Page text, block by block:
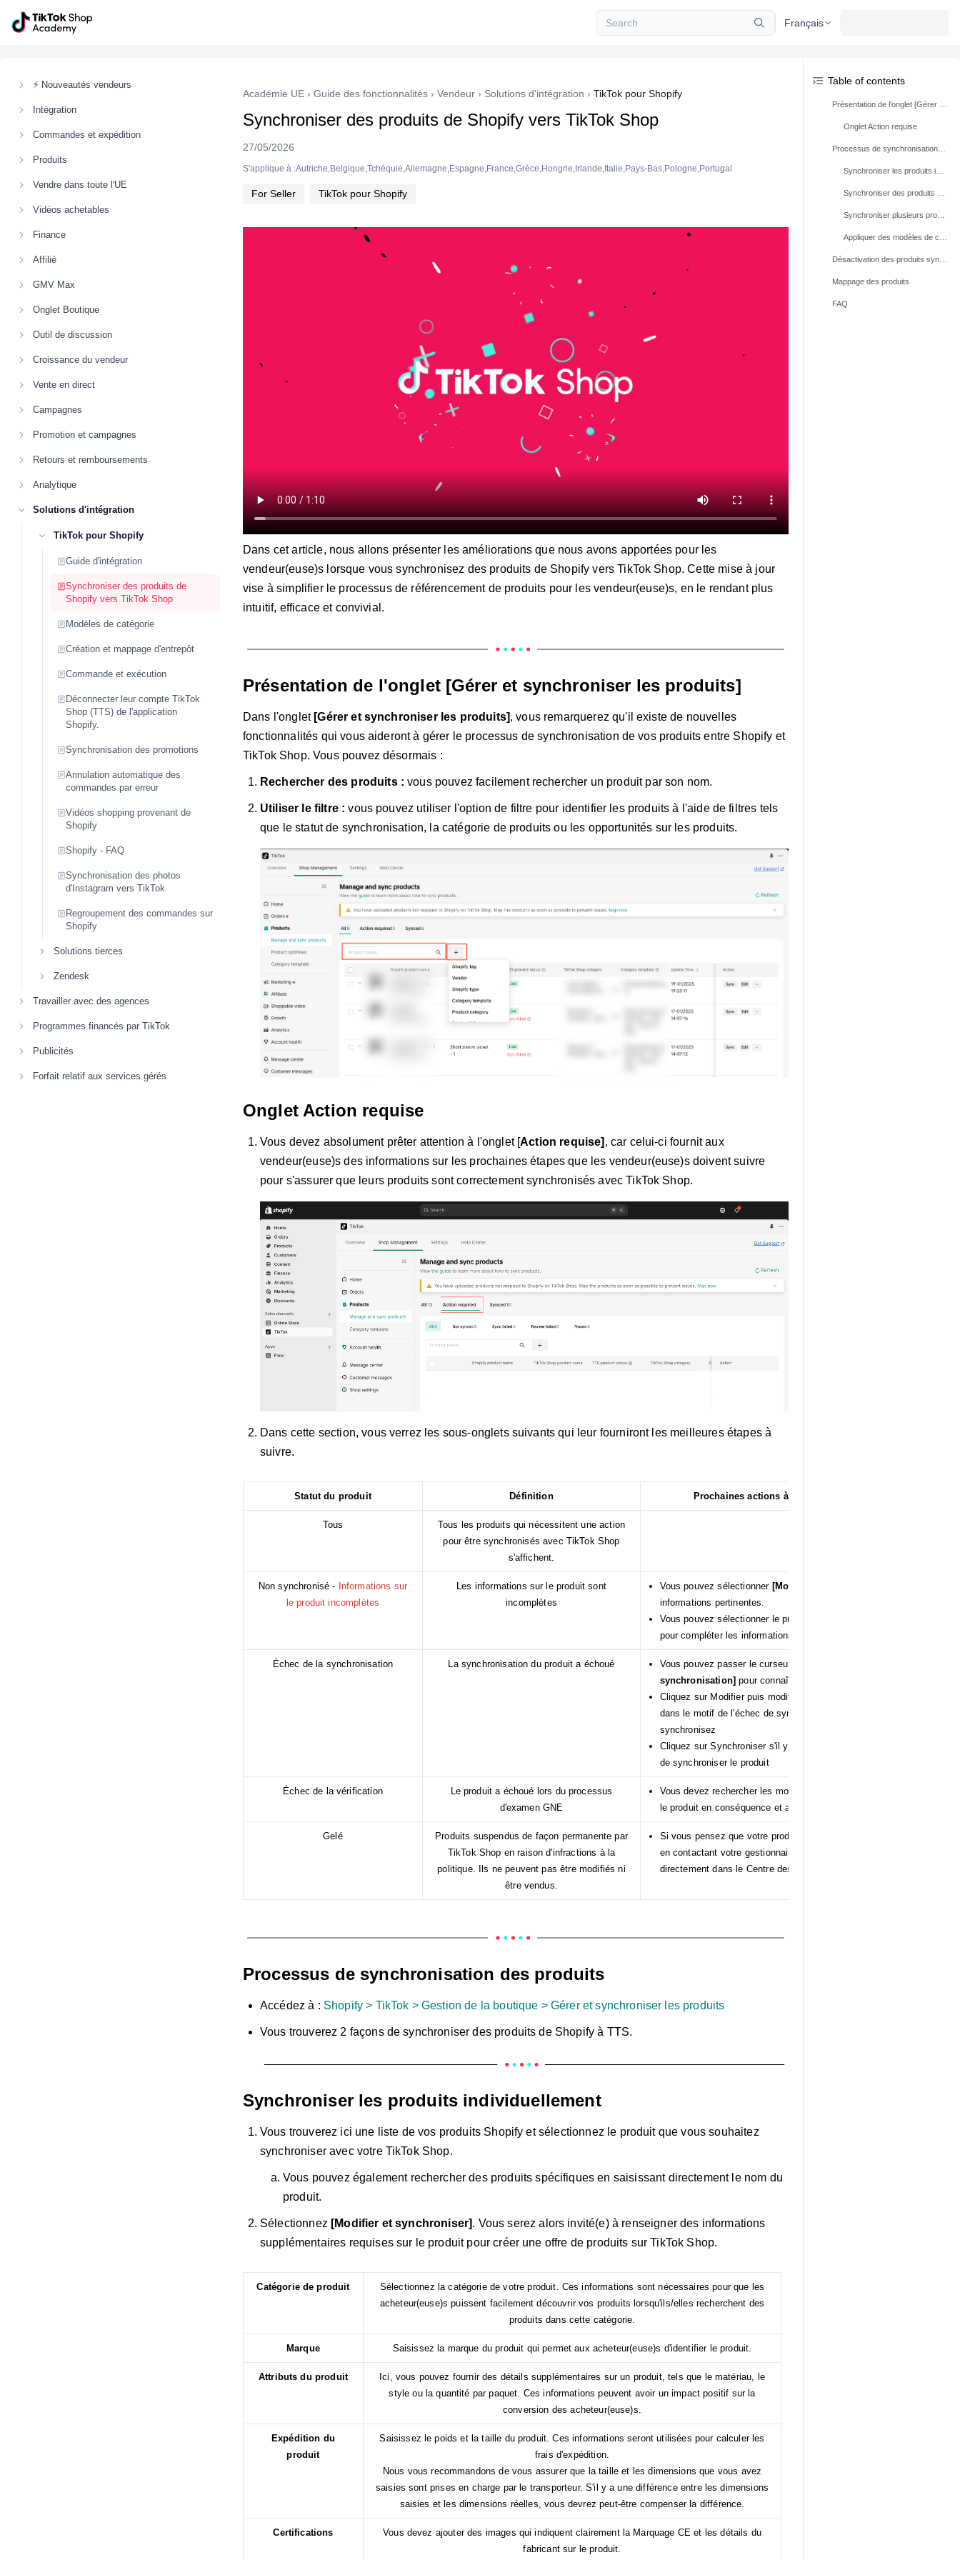
Français
⚡ Nouveautés vendeurs
Intégration
Commandes et expédition
Produits
Vendre dans toute l'UE
Vidéos achetables
Finance
Affilié
GMV Max
Onglet Boutique
Outil de discussion
Croissance du vendeur
Vente en direct
Campagnes
Promotion et campagnes
Retours et remboursements
Analytique
Solutions d'intégration
TikTok pour Shopify
Guide d'intégration
Synchroniser des produits de
Shopify vers TikTok Shop
Modèles de catégorie
Création et mappage d'entrepôt
Commande et exécution
Déconnecter leur compte TikTok
Shop (TTS) de l'application
Shopify.
Synchronisation des promotions
Annulation automatique des
commandes par erreur
Vidéos shopping provenant de
Shopify
Shopify - FAQ
Synchronisation des photos
d'Instagram vers TikTok
Regroupement des commandes sur
Shopify
Solutions tierces
Zendesk
Travailler avec des agences
Programmes financés par TikTok
Publicités
Forfait relatif aux services gérés
Académie UE › Guide des fonctionnalités › Vendeur › Solutions d'intégration › TikTok pour Shopify
Synchroniser des produits de Shopify vers TikTok Shop
27/05/2026
S'applique à :Autriche,Belgique,Tchéquie,Allemagne,Espagne,France,Grèce,Hongrie,Irlande,Italie,Pays-Bas,Pologne,Portugal
For Seller TikTok pour Shopify
Dans cet article, nous allons présenter les améliorations que nous avons apportées pour les
vendeur(euse)s lorsque vous synchronisez des produits de Shopify vers TikTok Shop. Cette mise à jour
vise à simplifier le processus de référencement de produits pour les vendeur(euse)s, en le rendant plus
intuitif, efficace et convivial.
Présentation de l'onglet [Gérer et synchroniser les produits]
Dans l'onglet [Gérer et synchroniser les produits], vous remarquerez qu'il existe de nouvelles
fonctionnalités qui vous aideront à gérer le processus de synchronisation de vos produits entre Shopify et
TikTok Shop. Vous pouvez désormais :
Rechercher des produits : vous pouvez facilement rechercher un produit par son nom.
Utiliser le filtre : vous pouvez utiliser l'option de filtre pour identifier les produits à l'aide de filtres tels
que le statut de synchronisation, la catégorie de produits ou les opportunités sur les produits.
Onglet Action requise
Vous devez absolument prêter attention à l'onglet [Action requise] , car celui-ci fournit aux
vendeur(euse)s des informations sur les prochaines étapes que les vendeur(euse)s doivent suivre
pour s'assurer que leurs produits sont correctement synchronisés avec TikTok Shop.
Dans cette section, vous verrez les sous-onglets suivants qui leur fourniront les meilleures étapes à
suivre.
Statut du produit Définition Prochaines actions à effectuer par le/la vendeur(euse)
Tous
Tous les produits qui nécessitent une action
pour être synchronisés avec TikTok Shop
s'affichent.
Non synchronisé - Informations sur
le produit incomplètes
Les informations sur le produit sont
incomplètes
Vous pouvez sélectionner [Modifier et synchroniser]
informations pertinentes.
Vous pouvez sélectionner le produit et appuyer sur
pour compléter les informations sur le produit.
Échec de la synchronisation La synchronisation du produit a échoué Vous pouvez passer le curseur sur le texte
synchronisation] pour connaître le motif de l'échec
Cliquez sur Modifier puis modifiez les informations sur le produit
dans le motif de l'échec de synchronisation, puis enregistrez et
synchronisez
Cliquez sur Synchroniser s'il y a eu des échecs système pour
de synchroniser le produit
Échec de la vérification
Le produit a échoué lors du processus
d'examen GNE
Vous devez rechercher les motifs de l'échec, modifier les informations
le produit en conséquence et appuyer de nouveau sur [Synchroniser].
Gelé
Produits suspendus de façon permanente par
TikTok Shop en raison d'infractions à la
politique. Ils ne peuvent pas être modifiés ni
être vendus.
Si vous pensez que votre produit est gelé à tort, vous pouvez faire
en contactant votre gestionnaire de compte ou en nous contactant
directement dans le Centre des vendeurs.
Processus de synchronisation des produits
Accédez à : Shopify > TikTok > Gestion de la boutique > Gérer et synchroniser les produits
Vous trouverez 2 façons de synchroniser des produits de Shopify à TTS.
Synchroniser les produits individuellement
Vous trouverez ici une liste de vos produits Shopify et sélectionnez le produit que vous souhaitez
synchroniser avec votre TikTok Shop.
Vous pouvez également rechercher des produits spécifiques en saisissant directement le nom du
produit.
Sélectionnez [Modifier et synchroniser]. Vous serez alors invité(e) à renseigner des informations
supplémentaires requises sur le produit pour créer une offre de produits sur TikTok Shop.
Catégorie de produit
Sélectionnez la catégorie de votre produit. Ces informations sont nécessaires pour que les
acheteur(euse)s puissent facilement découvrir vos produits lorsqu'ils/elles recherchent des
produits dans cette catégorie.
Marque Saisissez la marque du produit qui permet aux acheteur(euse)s d'identifier le produit.
Attributs du produit
Ici, vous pouvez fournir des détails supplémentaires sur un produit, tels que le matériau, le
style ou la quantité par paquet. Ces informations peuvent avoir un impact positif sur la
conversion des acheteur(euse)s.
Expédition du
produit
Saisissez le poids et la taille du produit. Ces informations seront utilisées pour calculer les
frais d'expédition.
Nous vous recommandons de vous assurer que la taille et les dimensions que vous avez
saisies sont prises en charge par le transporteur. S'il y a une différence entre les dimensions
saisies et les dimensions réelles, vous devrez peut-être compenser la différence.
Certifications
Vous devez ajouter des images qui indiquent clairement la Marquage CE et les détails du
fabricant sur le produit.
Table of contents
Onglet Action requise
Mappage des produits
FAQ